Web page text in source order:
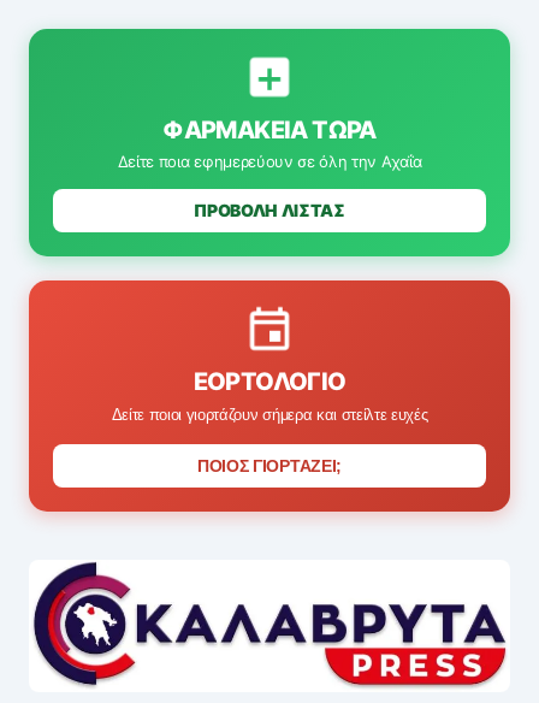
ΦΑΡΜΑΚΕΊΑ ΤΏΡΑ
Δείτε ποια εφημερεύουν σε όλη την Αχαΐα
ΠΡΟΒΟΛΗ ΛΙΣΤΑΣ
ΕΟΡΤΟΛΌΓΙΟ
Δείτε ποιοι γιορτάζουν σήμερα και στείλτε ευχές
ΠΟΙΟΣ ΓΙΟΡΤΑΖΕΙ;